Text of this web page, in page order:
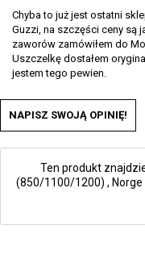
Chyba to już jest ostatni
Guzzi, na szczęści ceny są
zaworów zamówiłem do
Uszczelkę dostałem
jestem tego pewien.
NAPISZ SWOJĄ OPINIĘ!
Ten produkt
(850/1100/1200) ,